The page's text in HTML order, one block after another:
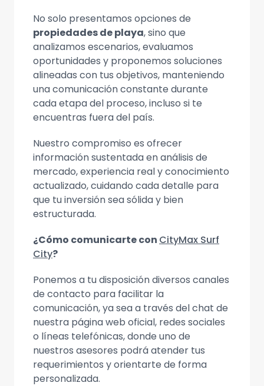
No solo presentamos opciones de
propiedades de playa, sino que
analizamos escenarios, evaluamos
oportunidades y proponemos soluciones
alineadas con tus objetivos, manteniendo
una comunicación constante durante
cada etapa del proceso, incluso si te
encuentras fuera del país.
Nuestro compromiso es ofrecer
información sustentada en análisis de
mercado, experiencia real y conocimiento
actualizado, cuidando cada detalle para
que tu inversión sea sólida y bien
estructurada.
¿Cómo comunicarte con CityMax Surf
City?
Ponemos a tu disposición diversos canales
de contacto para facilitar la
comunicación, ya sea a través del chat de
nuestra página web oficial, redes sociales
o líneas telefónicas, donde uno de
nuestros asesores podrá atender tus
requerimientos y orientarte de forma
personalizada.